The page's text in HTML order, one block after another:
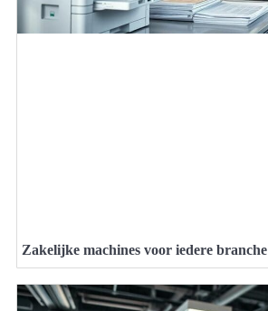
Zakelijke machines voor iedere branche